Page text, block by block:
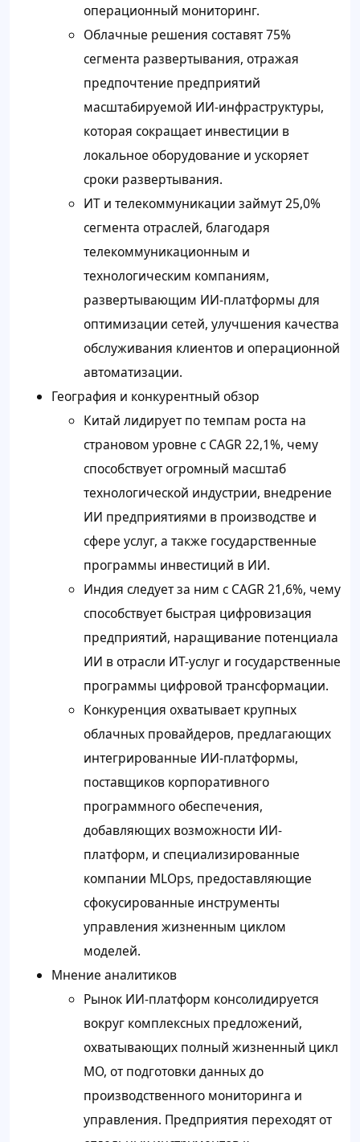
операционный мониторинг.
Облачные решения составят 75%
сегмента развертывания, отражая
предпочтение предприятий
масштабируемой ИИ-инфраструктуры,
которая сокращает инвестиции в
локальное оборудование и ускоряет
сроки развертывания.
ИТ и телекоммуникации займут 25,0%
сегмента отраслей, благодаря
телекоммуникационным и
технологическим компаниям,
развертывающим ИИ-платформы для
оптимизации сетей, улучшения качества
обслуживания клиентов и операционной
автоматизации.
География и конкурентный обзор
Китай лидирует по темпам роста на
страновом уровне с CAGR 22,1%, чему
способствует огромный масштаб
технологической индустрии, внедрение
ИИ предприятиями в производстве и
сфере услуг, а также государственные
программы инвестиций в ИИ.
Индия следует за ним с CAGR 21,6%, чему
способствует быстрая цифровизация
предприятий, наращивание потенциала
ИИ в отрасли ИТ-услуг и государственные
программы цифровой трансформации.
Конкуренция охватывает крупных
облачных провайдеров, предлагающих
интегрированные ИИ-платформы,
поставщиков корпоративного
программного обеспечения,
добавляющих возможности ИИ-
платформ, и специализированные
компании MLOps, предоставляющие
сфокусированные инструменты
управления жизненным циклом
моделей.
Мнение аналитиков
Рынок ИИ-платформ консолидируется
вокруг комплексных предложений,
охватывающих полный жизненный цикл
МО, от подготовки данных до
производственного мониторинга и
управления. Предприятия переходят от